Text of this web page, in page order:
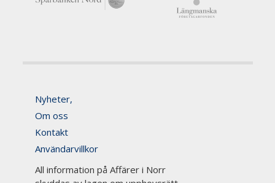
Nyheter,
Om oss
Kontakt
Användarvillkor
All information på Affärer i Norr